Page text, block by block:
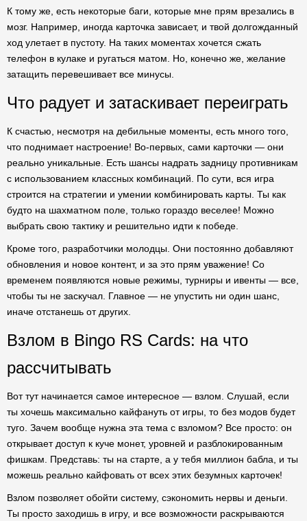
К тому же, есть некоторые баги, которые мне прям врезались в
мозг. Например, иногда карточка зависает, и твой долгожданный
ход улетает в пустоту. На таких моментах хочется сжать
телефон в кулаке и ругаться матом. Но, конечно же, желание
затащить перевешивает все минусы.
Что радует и затаскивает переиграть
К счастью, несмотря на дебильные моменты, есть много того,
что поднимает настроение! Во-первых, сами карточки — они
реально уникальные. Есть шансы надрать задницу противникам
с использованием классных комбинаций. По сути, вся игра
строится на стратегии и умении комбинировать карты. Ты как
будто на шахматном поле, только гораздо веселее! Можно
выбрать свою тактику и решительно идти к победе.
Кроме того, разработчики молодцы. Они постоянно добавляют
обновления и новое контент, и за это прям уважение! Со
временем появляются новые режимы, турниры и ивенты — все,
чтобы ты не заскучал. Главное — не упустить ни один шанс,
иначе отстанешь от других.
Взлом в Bingo RS Cards: на что
рассчитывать
Вот тут начинается самое интересное — взлом. Слушай, если
ты хочешь максимально кайфануть от игры, то без модов будет
туго. Зачем вообще нужна эта тема с взломом? Все просто: он
открывает доступ к куче монет, уровней и разблокированным
фишкам. Представь: ты на старте, а у тебя миллион бабла, и ты
можешь реально кайфовать от всех этих безумных карточек!
Взлом позволяет обойти систему, сэкономить нервы и деньги.
Ты просто заходишь в игру, и все возможности раскрываются